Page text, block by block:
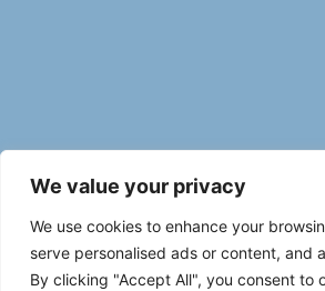
We value your privacy
We use cookies to enhance your
serve personalised ads or content, and
By clicking "Accept All", you consent to